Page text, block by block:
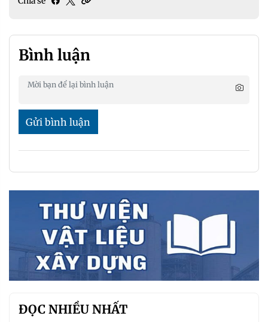
Bình luận
Gửi bình luận
ĐỌC NHIỀU NHẤT